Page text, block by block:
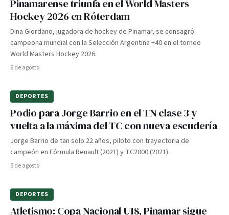
Pinamarense triunfa en el World Masters
Hockey 2026 en Róterdam
Dina Giordano, jugadora de hockey de Pinamar, se consagró
campeona mundial con la Selección Argentina +40 en el torneo
World Masters Hockey 2026.
6 de agosto
DEPORTES
Podio para Jorge Barrio en el TN clase 3 y
vuelta a la máxima del TC con nueva escudería
Jorge Barrio de tan solo 22 años, piloto con trayectoria de
campeón en Fórmula Renault (2021) y TC2000 (2021).
5 de agosto
DEPORTES
Atletismo: Copa Nacional U18, Pinamar sigue